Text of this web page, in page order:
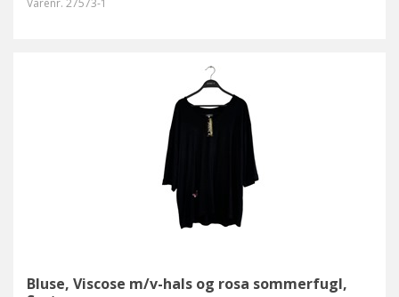
Varenr. 27573-1
Bluse, Viscose m/v-hals og rosa sommerfugl,